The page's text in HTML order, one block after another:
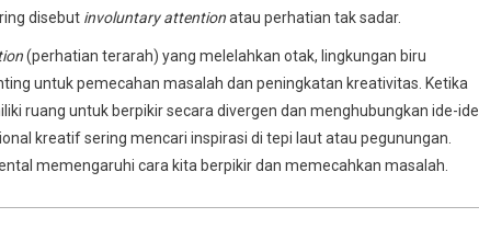
disebut involuntary attentionatau perhatian tak sadar.
(perhatian terarah) yang melelahkan otak, lingkungan biru
untuk pemecahan masalah dan peningkatan kreativitas. Ketika
ruang untuk berpikir secara divergen dan menghubungkan ide-ide
kreatif sering mencari inspirasi di tepi laut atau pegunungan.
memengaruhi cara kita berpikir dan memecahkan masalah.